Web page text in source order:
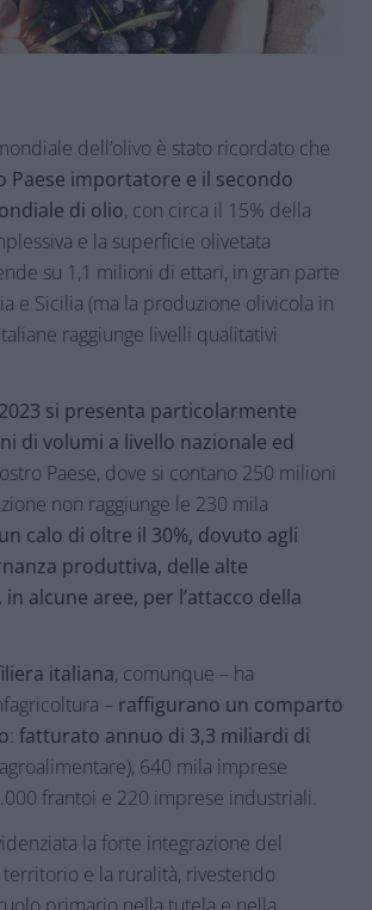
dell’olivo è stato ricordato che
Paese importatore e il secondo
di olio, con circa il 15% della
e la superficie olivetata
su 1,1 milioni di ettari, in gran parte
e Sicilia (ma la produzione olivicola in
raggiunge livelli qualitativi
si presenta particolarmente
di volumi a livello nazionale ed
Paese, dove si contano 250 milioni
non raggiunge le 230 mila
calo di oltre il 30%, dovuto agli
produttiva, delle alte
alcune aree, per l’attacco della
italiana, comunque – ha
– raffigurano un comparto
: fatturato annuo di 3,3 miliardi di
640 mila imprese
frantoi e 220 imprese industriali.
la forte integrazione del
e la ruralità, rivestendo